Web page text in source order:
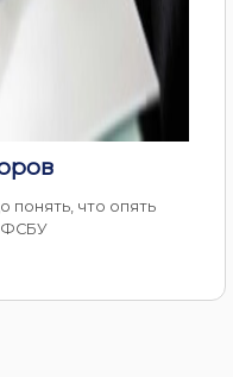
понять, что опять
ФСБУ